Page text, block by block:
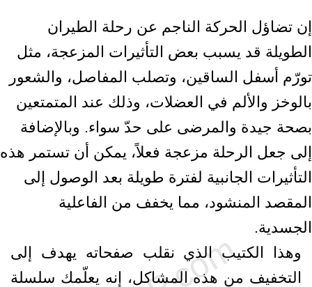
إن تضاؤل الحركة الناجم عن رحلة الطيران
الطويلة قد يسبب بعض التأثيرات المزعجة، مثل
تورّم أسفل الساقين، وتصلب المفاصل، والشعور
بالوخز والألم في العضلات، وذلك عند المتمتعين
بصحة جيدة والمرضى على حدّ سواء. وبالإضافة
إلى جعل الرحلة مزعجة فعلاً، يمكن أن تستمر هذه
التأثيرات الجانبية لفترة طويلة بعد الوصول إلى
المقصد المنشود، مما يخفف من الفاعلية
الجسدية.
وهذا الكتيب الذي نقلب صفحاته يهدف إلى
التخفيف من هذه المشاكل، إنه يعلّمك سلسلة